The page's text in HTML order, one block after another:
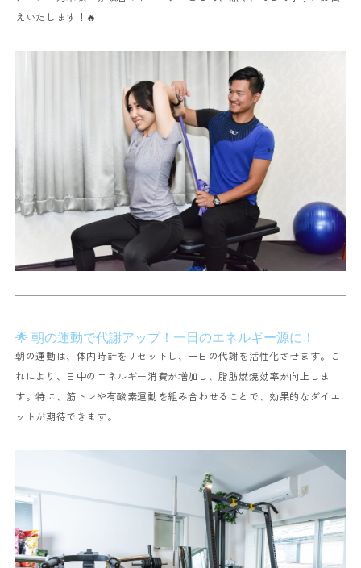
えいたします！🔥
🌟 朝の運動で代謝アップ！一日のエネルギー源に！
朝の運動は、体内時計をリセットし、一日の代謝を活性化させます。こ
れにより、日中のエネルギー消費が増加し、脂肪燃焼効率が向上しま
す。特に、筋トレや有酸素運動を組み合わせることで、効果的なダイエ
ットが期待できます。